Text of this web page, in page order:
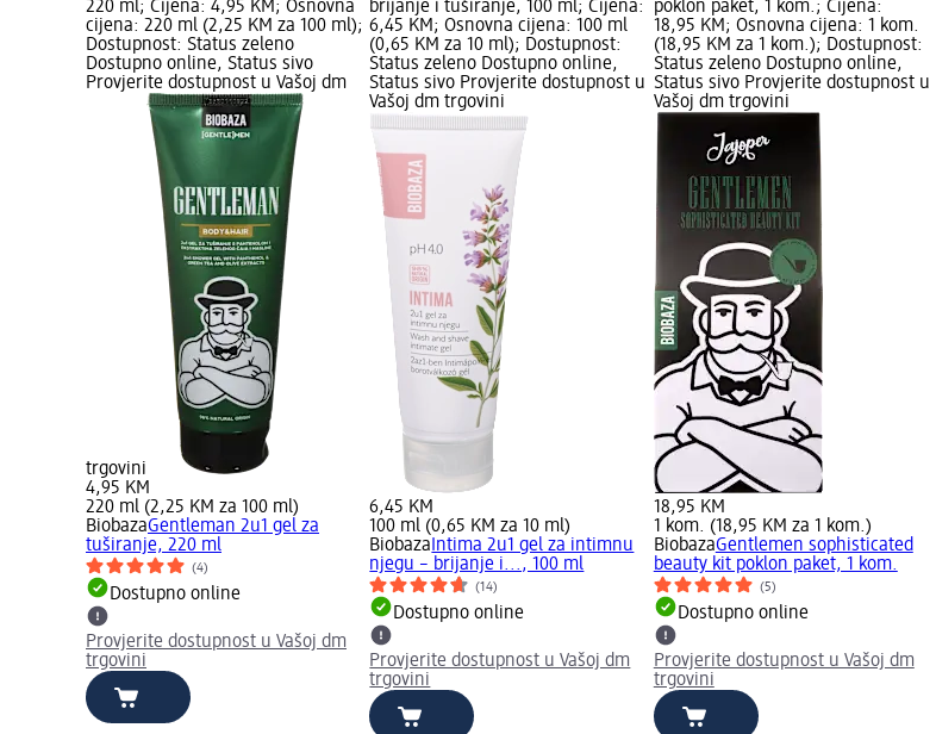
220 ml; Cijena: 4,95 KM; Osnovna
cijena: 220 ml (2,25 KM za 100 ml);
Dostupnost: Status zeleno
Dostupno online, Status sivo
Provjerite dostupnost u Vašoj dm
trgovini
4,95 KM
220 ml (2,25 KM za 100 ml)
BiobazaGentleman 2u1 gel za
tuširanje, 220 ml
(4)
Dostupno online
Provjerite dostupnost u Vašoj dm
trgovini
brijanje i tuširanje, 100 ml; Cijena:
6,45 KM; Osnovna cijena: 100 ml
(0,65 KM za 10 ml); Dostupnost:
Status zeleno Dostupno online,
Status sivo Provjerite dostupnost u
Vašoj dm trgovini
6,45 KM
100 ml (0,65 KM za 10 ml)
BiobazaIntima 2u1 gel za intimnu
njegu – brijanje i..., 100 ml
(14)
Dostupno online
Provjerite dostupnost u Vašoj dm
trgovini
poklon paket, 1 kom.; Cijena:
18,95 KM; Osnovna cijena: 1 kom.
(18,95 KM za 1 kom.); Dostupnost:
Status zeleno Dostupno online,
Status sivo Provjerite dostupnost u
Vašoj dm trgovini
18,95 KM
1 kom. (18,95 KM za 1 kom.)
BiobazaGentlemen sophisticated
beauty kit poklon paket, 1 kom.
(5)
Dostupno online
Provjerite dostupnost u Vašoj dm
trgovini